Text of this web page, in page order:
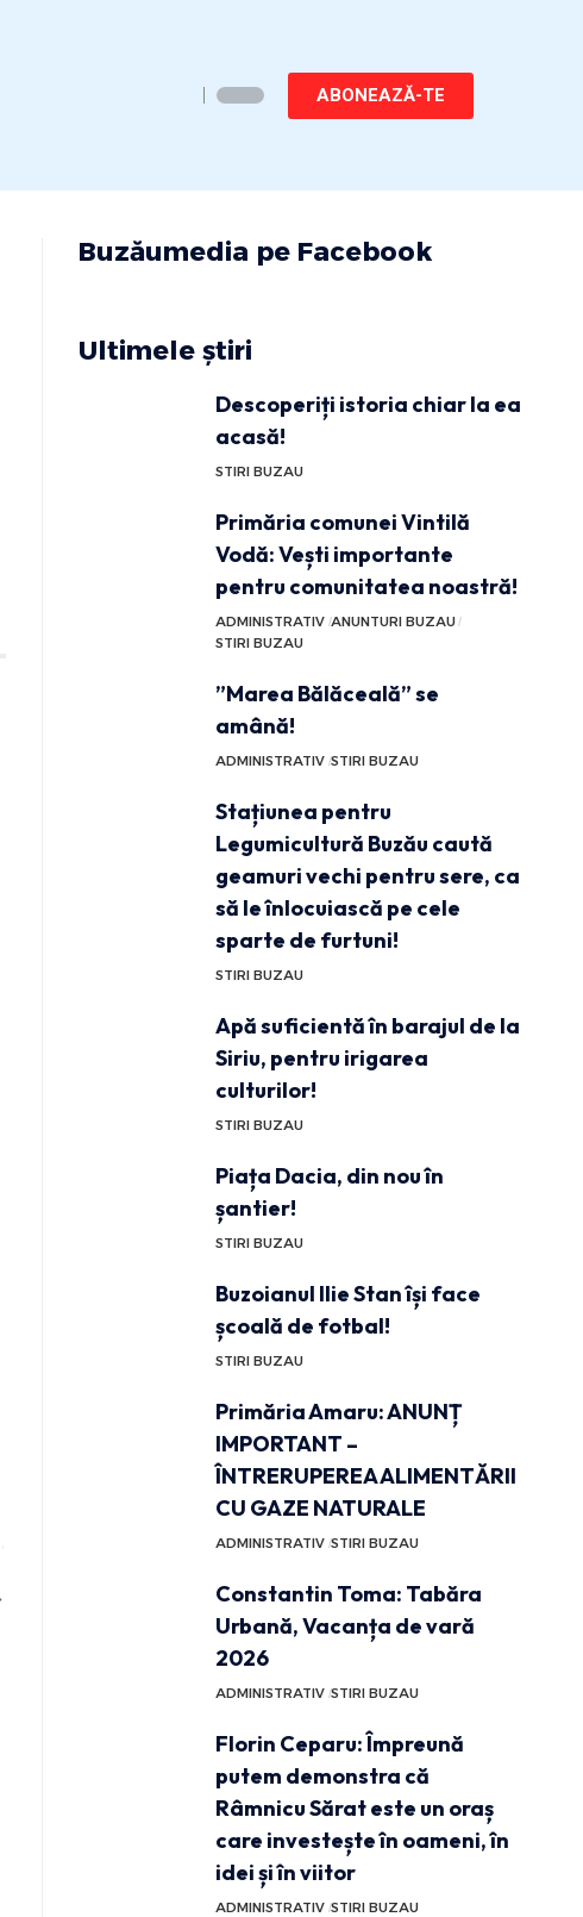
ABONEAZĂ-TE
Buzăumedia pe Facebook
Ultimele știri
Descoperiți istoria chiar la ea
acasă!
STIRI BUZAU
Primăria comunei Vintilă
Vodă: Vești importante
pentru comunitatea noastră!
ADMINISTRATIV ANUNTURI BUZAU
STIRI BUZAU
”Marea Bălăceală” se
amână!
ADMINISTRATIV STIRI BUZAU
Stațiunea pentru
Legumicultură Buzău caută
geamuri vechi pentru sere, ca
să le înlocuiască pe cele
sparte de furtuni!
STIRI BUZAU
Apă suficientă în barajul de la
Siriu, pentru irigarea
culturilor!
STIRI BUZAU
Piața Dacia, din nou în
șantier!
STIRI BUZAU
Buzoianul Ilie Stan își face
școală de fotbal!
STIRI BUZAU
Primăria Amaru: ANUNȚ
IMPORTANT –
ÎNTRERUPEREA ALIMENTĂRII
CU GAZE NATURALE
ADMINISTRATIV STIRI BUZAU
Constantin Toma: Tabăra
Urbană, Vacanța de vară
2026
ADMINISTRATIV STIRI BUZAU
Florin Ceparu: Împreună
putem demonstra că
Râmnicu Sărat este un oraș
care investește în oameni, în
idei și în viitor
ADMINISTRATIV STIRI BUZAU